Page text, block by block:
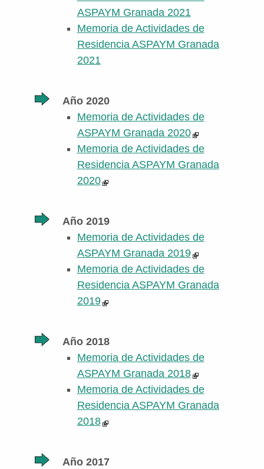
ASPAYM Granada 2021
Memoria de Actividades de
Residencia ASPAYM Granada
2021
Año 2020
Memoria de Actividades de
ASPAYM Granada 2020
Memoria de Actividades de
Residencia ASPAYM Granada
2020
Año 2019
Memoria de Actividades de
ASPAYM Granada 2019
Memoria de Actividades de
Residencia ASPAYM Granada
2019
Año 2018
Memoria de Actividades de
ASPAYM Granada 2018
Memoria de Actividades de
Residencia ASPAYM Granada
2018
Año 2017